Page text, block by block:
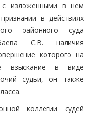
с изложенными в нем
в действиях
районного суда
С.В. наличия
которого на
взыскание в виде
судьи, он также
коллегии судей